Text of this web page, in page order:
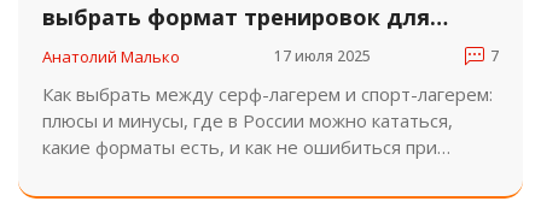
выбрать формат тренировок для
отдыха и развития
Анатолий Малько 17 июля 2025 7
Как выбрать между серф-лагерем и спорт-лагерем:
плюсы и минусы, где в России можно кататься,
какие форматы есть, и как не ошибиться при
новичков.